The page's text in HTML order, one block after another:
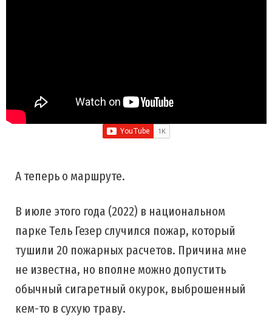
А теперь о маршруте.
В июле этого года (2022) в национальном
парке Тель Гезер случился пожар, который
тушили 20 пожарных расчетов. Причина мне
не известна, но вполне можно допустить
обычный сигаретный окурок, выброшенный
кем-то в сухую траву.